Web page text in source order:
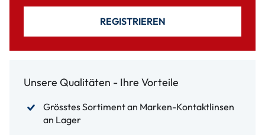
REGISTRIEREN
Unsere Qualitäten - Ihre Vorteile
Grösstes Sortiment an Marken-Kontaktlinsen
an Lager